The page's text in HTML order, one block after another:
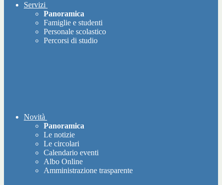
Servizi
Panoramica
Famiglie e studenti
Personale scolastico
Percorsi di studio
Novità
Panoramica
Le notizie
Le circolari
Calendario eventi
Albo Online
Amministrazione trasparente